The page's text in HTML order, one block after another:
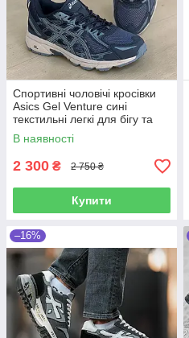
Спортивні чоловічі кросівки
Аsics Gel Venture сині
текстильні легкі для бігу та
активного відпочинку
В наявності
2 300 ₴ 2 750 ₴
Купити
–16%